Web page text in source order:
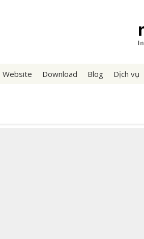
Website Download Blog Dịch vụ